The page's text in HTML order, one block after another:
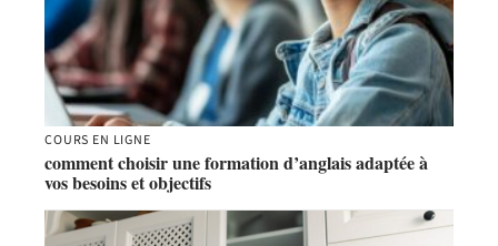
COURS EN LIGNE
comment choisir une formation d’anglais adaptée à
vos besoins et objectifs